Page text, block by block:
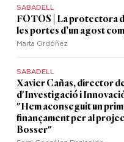
SABADELL
FOTOS | La protectora
les portes d’un agost
Marta Ordóñez
SABADELL
Xavier Cañas, director
d'Investigació i
"Hem aconseguit un
finançament per al
Bosser"